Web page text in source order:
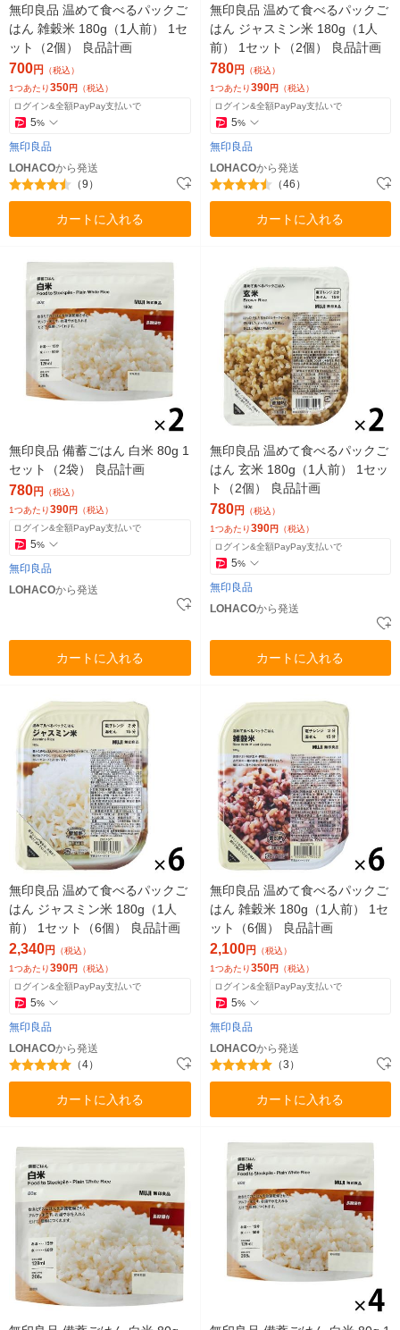
無印良品 温めて食べるパックご
はん 雑穀米 180g（1人前） 1セ
ット（2個） 良品計画
700円 （税込）
1つあたり350円 （税込）
ログイン&全額PayPay支払いで
5%
無印良品
LOHACOから発送
（9）
カートに入れる
無印良品 温めて食べるパックご
はん ジャスミン米 180g（1人
前） 1セット（2個） 良品計画
780円 （税込）
1つあたり390円 （税込）
ログイン&全額PayPay支払いで
5%
無印良品
LOHACOから発送
（46）
カートに入れる
無印良品 備蓄ごはん 白米 80g 1
セット（2袋） 良品計画
780円
（税込）
1つあたり390円 （税込）
ログイン&全額PayPay支払いで
5%
無印良品
LOHACOから発送
カートに入れる
無印良品 温めて食べるパックご
はん 玄米 180g（1人前） 1セッ
ト（2個） 良品計画
780円
（税込）
1つあたり390円 （税込）
ログイン&全額PayPay支払いで
5%
無印良品
LOHACOから発送
カートに入れる
無印良品 温めて食べるパックご
はん ジャスミン米 180g（1人
前） 1セット（6個） 良品計画
2,340円 （税込）
1つあたり390円 （税込）
ログイン&全額PayPay支払いで
5%
無印良品
LOHACOから発送
（4）
カートに入れる
無印良品 温めて食べるパックご
はん 雑穀米 180g（1人前） 1セ
ット（6個） 良品計画
2,100円 （税込）
1つあたり350円 （税込）
ログイン&全額PayPay支払いで
5%
無印良品
LOHACOから発送
（3）
カートに入れる